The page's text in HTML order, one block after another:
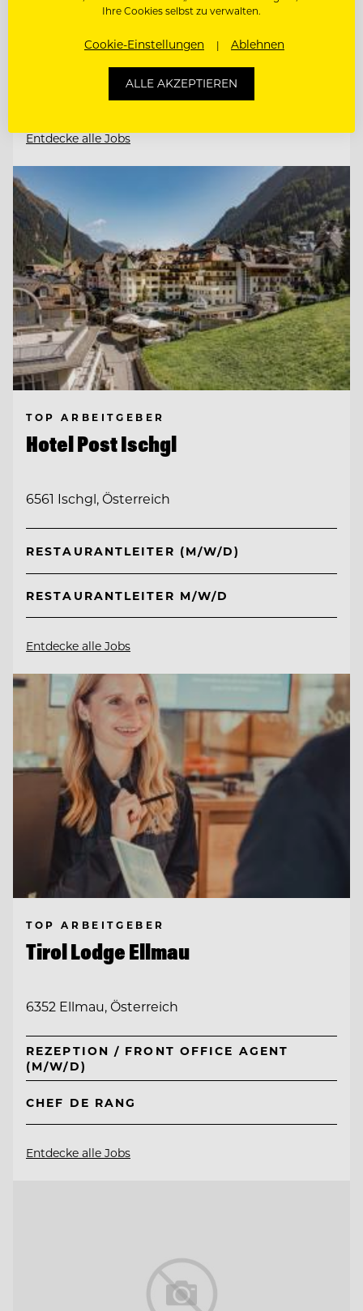
CHEF DE PARTIE
CHEF DE RANG - GASTGEBER IM
Entdecke alle Jobs
TOP ARBEITGEBER
Hotel Post Ischgl
6561 Ischgl, Österreich
RESTAURANTLEITER (M/W/D)
RESTAURANTLEITER M/W/D
Entdecke alle Jobs
TOP ARBEITGEBER
Tirol Lodge Ellmau
6352 Ellmau, Österreich
REZEPTION / FRONT OFFICE AGENT
(M/W/D)
CHEF DE RANG
Entdecke alle Jobs
Ihre Cookies selbst zu verwalten.
Cookie-Einstellungen Ablehnen
ALLE AKZEPTIEREN